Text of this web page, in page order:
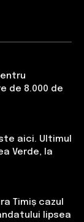
de 8.000 de
aici. Ultimul
Verde, la
Timiș cazul
lipsea